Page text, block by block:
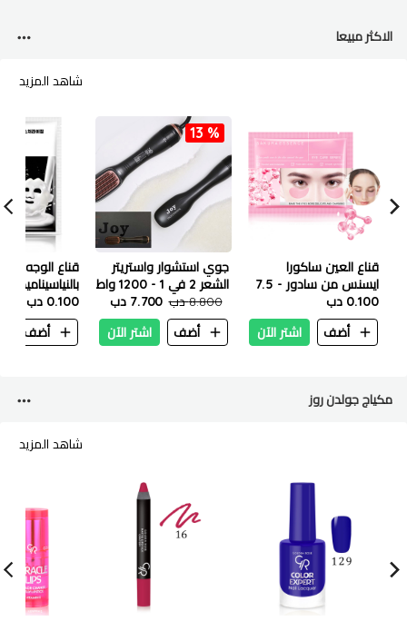
الاكثر مبيعا
شاهد المزيد
قناع العين ساكورا
ايسنس من سادور - 7.5
جم
0.100 دب
أضف
اشتر الآن
13 %
جوي استشوار واستريتر
الشعر 2 في 1 - 1200 واط
8.800 دب
7.700 دب
أضف
اشتر الآن
قناع الوجه
بالنياسيناميد
25 مل
0.100 دب
أضف
مكياج جولدن روز
شاهد المزيد